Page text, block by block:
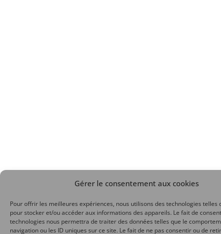
Gérer le consentement aux cookies
Pour offrir les meilleures expériences, nous utilisons des technologies telles
pour stocker et/ou accéder aux informations des appareils. Le fait de
technologies nous permettra de traiter des données telles que le
navigation ou les ID uniques sur ce site. Le fait de ne pas consentir ou de